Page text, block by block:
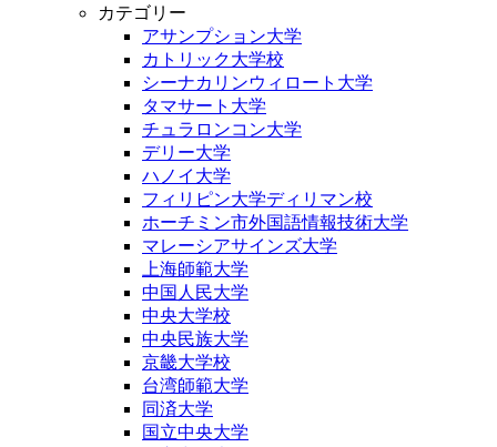
カテゴリー
アサンプション大学
カトリック大学校
シーナカリンウィロート大学
タマサート大学
チュラロンコン大学
デリー大学
ハノイ大学
フィリピン大学ディリマン校
ホーチミン市外国語情報技術大学
マレーシアサインズ大学
上海師範大学
中国人民大学
中央大学校
中央民族大学
京畿大学校
台湾師範大学
同済大学
国立中央大学